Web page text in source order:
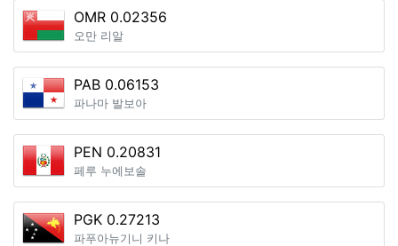
OMR 0.02356
오만 리알
PAB 0.06153
파나마 발보아
PEN 0.20831
페루 누에보솔
PGK 0.27213
파푸아뉴기니 키나